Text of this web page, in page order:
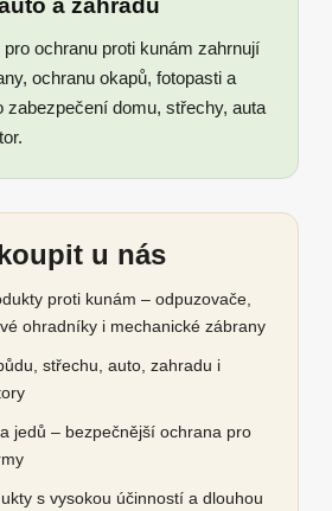
ochranu proti kunám zahrnují
ochranu okapů, fotopasti a
zabezpečení domu, střechy, auta
u nás
proti kunám – odpuzovače,
ohradníky i mechanické zábrany
střechu, auto, zahradu i
jedů – bezpečnější ochrana pro
s vysokou účinností a dlouhou